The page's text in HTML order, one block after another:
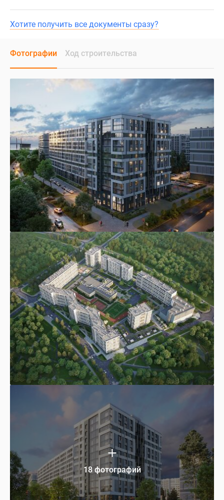
Хотите получить все документы сразу?
Фотографии Ход строительства
18 фотографий